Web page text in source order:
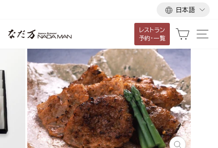
て
コ
ン
テ
ン
ツ
言
語
日本語
レストラン
予約・一覧
カート